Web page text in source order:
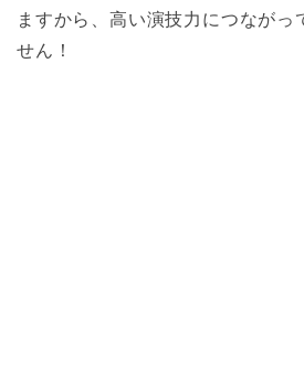
ますから、高い演技力につながっ
せん！